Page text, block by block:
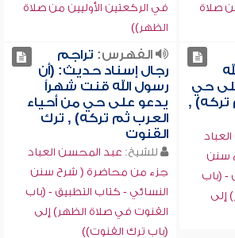
صلاة
في الركعتين الأوليين من صلاة
الظهر))
حي
تركه) ,
سنن
- (باب
إلى
الفهرس: تراجم
رجال إسناد حديث: (أن
رسول الله قنت شهراً
يدعو على حي من أحياء
العرب ثم تركه) , ترك
القنوت
للشيخ: عبد المحسن العباد
جزء من محاضرة ( شرح سنن
النسائي - كتاب التطبيق - (باب
القنوت في صلاة الظهر) إلى
(باب ترك القنوت))